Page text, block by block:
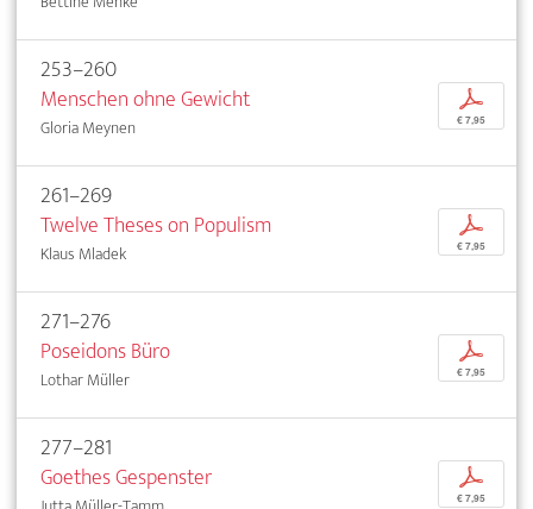
253–260
Menschen ohne Gewicht
Gloria Meynen
p
€ 7,95
261–269
Twelve Theses on Populism
Klaus Mladek
p
€ 7,95
271–276
Poseidons Büro
Lothar Müller
p
€ 7,95
277–281
Goethes Gespenster
p
€ 7,95